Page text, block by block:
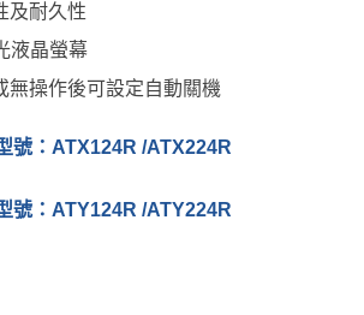
及耐久性
液晶螢幕
無操作後可設定自動關機
號：ATX124R /ATX224R
號：ATY124R /ATY224R